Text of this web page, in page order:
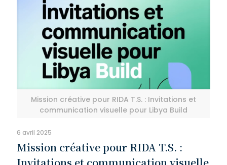
Mission créative pour RIDA T.S. : Invitations et
communication visuelle pour Libya Build
6 avril 2025
Mission créative pour RIDA T.S. :